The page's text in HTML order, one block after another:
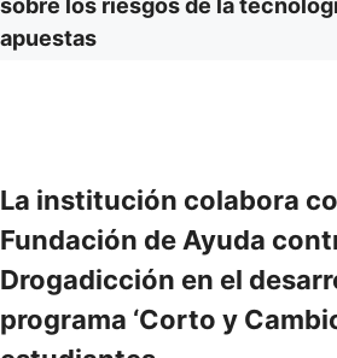
sobre los riesgos de la
apuestas
La institución colabora
Fundación de Ayuda
Drogadicción en el
programa ‘Corto y